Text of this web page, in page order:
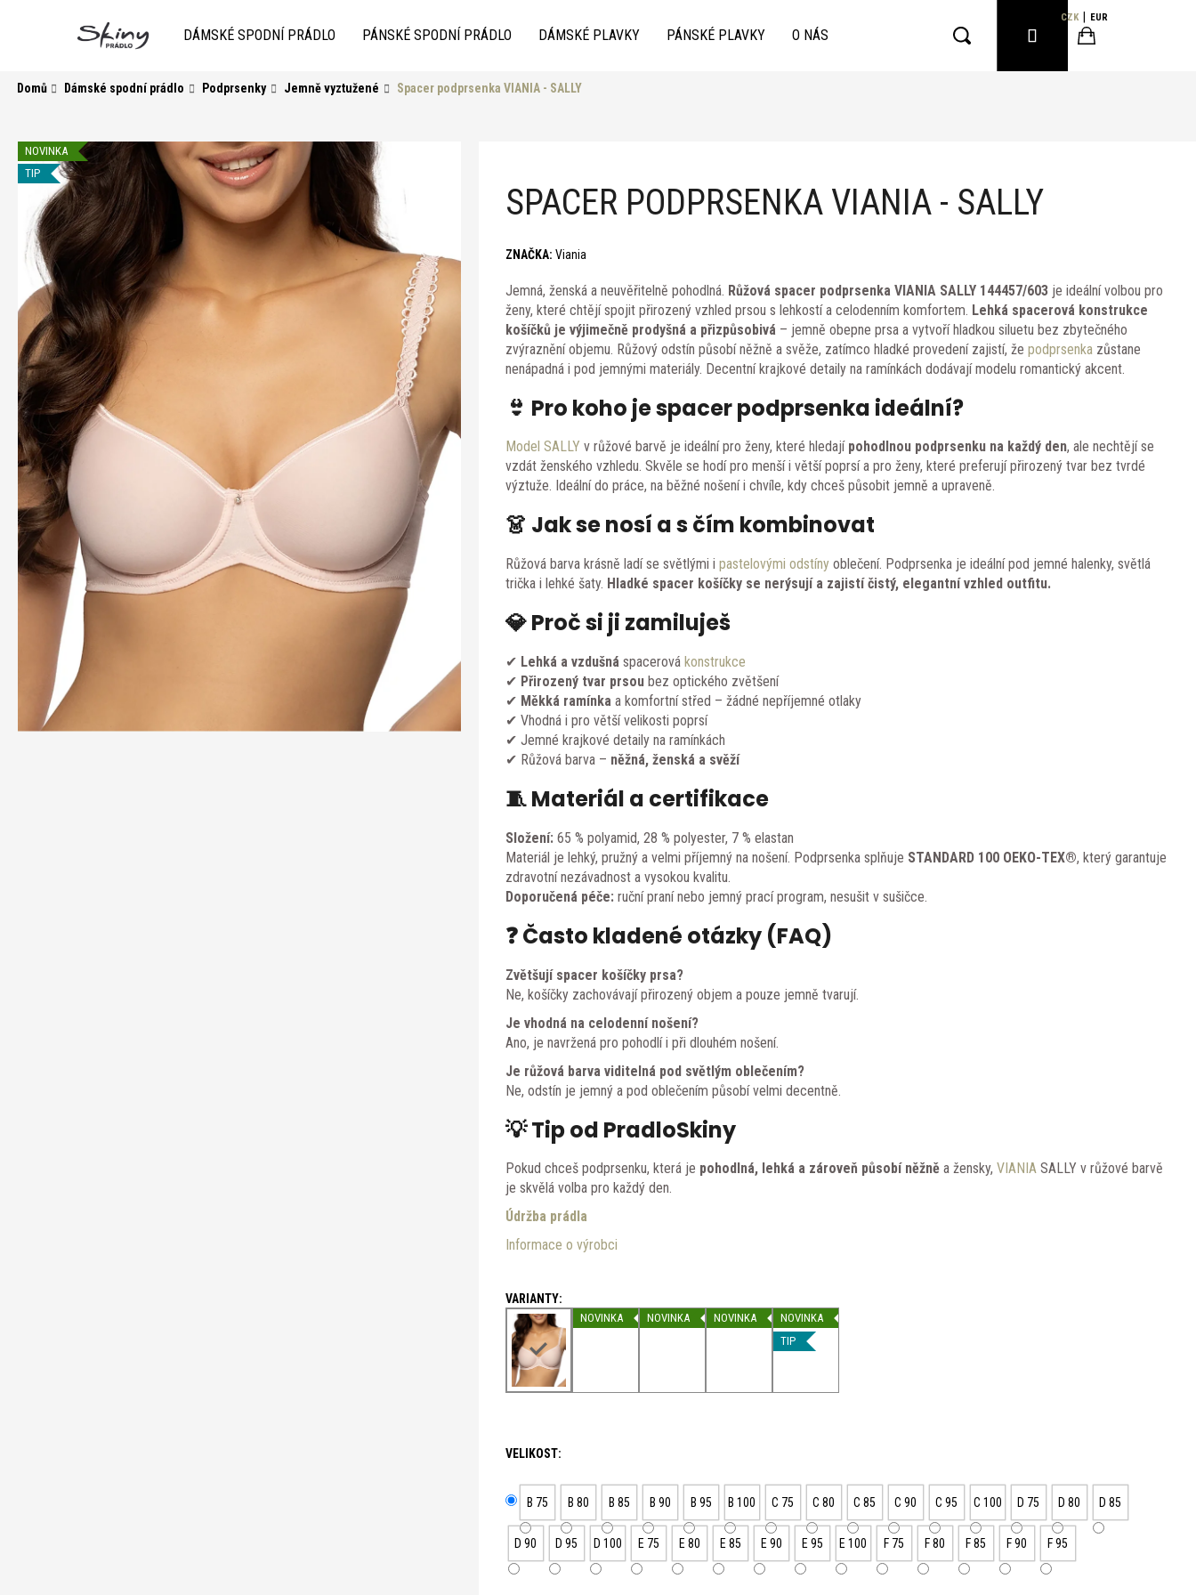
DÁMSKÉ SPODNÍ PRÁDLO PÁNSKÉ SPODNÍ PRÁDLO DÁMSKÉ PLAVKY PÁNSKÉ PLAVKY O NÁS
CZK EUR
PŘIHLÁŠENÍ
Domů Dámské spodní prádlo Podprsenky Jemně vyztužené Spacer podprsenka VIANIA - SALLY
SPACER PODPRSENKA VIANIA - SALLY
VELIKOST:
B 75 B 80 B 85 B 90 B 95 B 100 C 75 C 80 C 85 C 90 C 95 C 100 D 75 D 80 D 85
D 90 D 95 D 100 E 75 E 80 E 85 E 90 E 95 E 100 F 75 F 80 F 85 F 90 F 95
NOVINKA NOVINKA NOVINKA
NOVINKA
TIP
ZNAČKA: Viania
Jemná, ženská a neuvěřitelně pohodlná. Růžová spacer podprsenka VIANIA SALLY 144457/603je ideální volbou pro
ženy, které chtějí spojit přirozený vzhled prsou s lehkostí a celodenním komfortem. Lehká spacerová konstrukce
košíčků je výjimečně prodyšná a přizpůsobivá – jemně obepne prsa a vytvoří hladkou siluetu bez zbytečného
zvýraznění objemu. Růžový odstín působí něžně a svěže, zatímco hladké provedení zajistí, že podprsenka zůstane
nenápadná i pod jemnými materiály. Decentní krajkové detaily na ramínkách dodávají modelu romantický akcent.
👙 Pro koho je spacer podprsenka ideální?
Model SALLY v růžové barvě je ideální pro ženy, které hledají pohodlnou podprsenku na každý den, ale nechtějí se
vzdát ženského vzhledu. Skvěle se hodí pro menší i větší poprsí a pro ženy, které preferují přirozený tvar bez tvrdé
výztuže. Ideální do práce, na běžné nošení i chvíle, kdy chceš působit jemně a upraveně.
👗 Jak se nosí a s čím kombinovat
Růžová barva krásně ladí se světlými i pastelovými odstínyoblečení. Podprsenka je ideální pod jemné halenky, světlá
trička i lehké šaty. Hladké spacer košíčky se nerýsují a zajistí čistý, elegantní vzhled outfitu.
💎 Proč si ji zamiluješ
✔ Lehká a vzdušnáspacerovákonstrukce
✔ Přirozený tvar prsoubez optického zvětšení
✔ Měkká ramínkaa komfortní střed – žádné nepříjemné otlaky
✔ Vhodná i pro větší velikosti poprsí
✔ Jemné krajkové detaily na ramínkách
✔ Růžová barva – něžná, ženská a svěží
🧵 Materiál a certifikace
Složení:65 % polyamid, 28 % polyester, 7 % elastan
Materiál je lehký, pružný a velmi příjemný na nošení. Podprsenka splňuje STANDARD 100 OEKO-TEX®, který garantuje
zdravotní nezávadnost a vysokou kvalitu.
Doporučená péče:ruční praní nebo jemný prací program, nesušit v sušičce.
❓ Často kladené otázky (FAQ)
Zvětšují spacer košíčky prsa?
Ne, košíčky zachovávají přirozený objem a pouze jemně tvarují.
Je vhodná na celodenní nošení?
Ano, je navržená pro pohodlí i při dlouhém nošení.
Je růžová barva viditelná pod světlým oblečením?
Ne, odstín je jemný a pod oblečením působí velmi decentně.
💡 Tip od PradloSkiny
Pokud chceš podprsenku, která je pohodlná, lehká a zároveň působí něžněa žensky, VIANIASALLY v růžové barvě
je skvělá volba pro každý den.
Údržba prádla
Informace o výrobci
NOVINKA
TIP
Zpět
obchodu
Zpětdo
HLEDAT
Doporučujeme
Přihlaste se k odběru našich novinek a slev
Chci novinky do e-mailu
Zásady zpracování osobních údajů.